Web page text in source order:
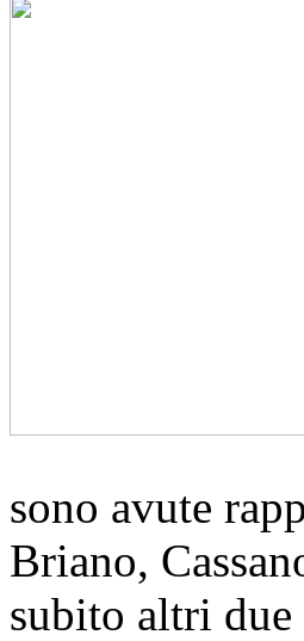
sono avute
Briano,
subito altri